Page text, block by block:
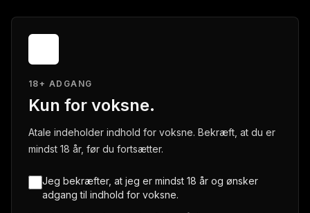
18+ ADGANG
Kun for voksne.
Atale indeholder indhold for voksne. Bekræft, at du er
mindst 18 år, før du fortsætter.
Jeg bekræfter, at jeg er mindst 18 år og ønsker
adgang til indhold for voksne.